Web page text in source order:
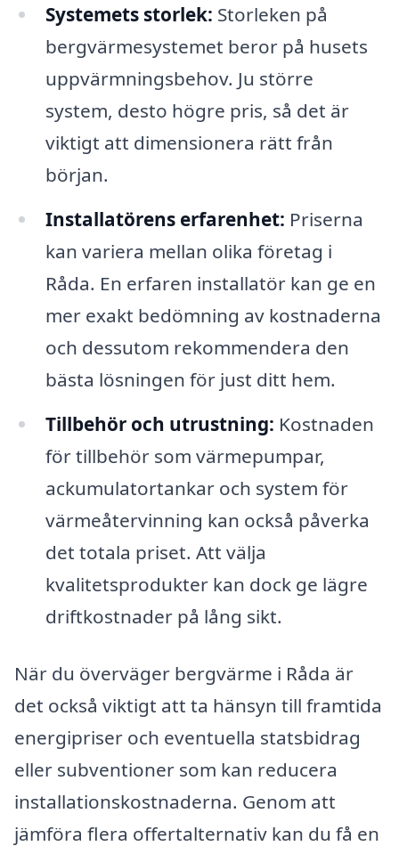
Systemets storlek: Storleken på
bergvärmesystemet beror på husets
uppvärmningsbehov. Ju större
system, desto högre pris, så det är
viktigt att dimensionera rätt från
början.
Installatörens erfarenhet: Priserna
kan variera mellan olika företag i
Råda. En erfaren installatör kan ge en
mer exakt bedömning av kostnaderna
och dessutom rekommendera den
bästa lösningen för just ditt hem.
Tillbehör och utrustning: Kostnaden
för tillbehör som värmepumpar,
ackumulatortankar och system för
värmeåtervinning kan också påverka
det totala priset. Att välja
kvalitetsprodukter kan dock ge lägre
driftkostnader på lång sikt.
När du överväger bergvärme i Råda är
det också viktigt att ta hänsyn till framtida
energipriser och eventuella statsbidrag
eller subventioner som kan reducera
installationskostnaderna. Genom att
jämföra flera offertalternativ kan du få en